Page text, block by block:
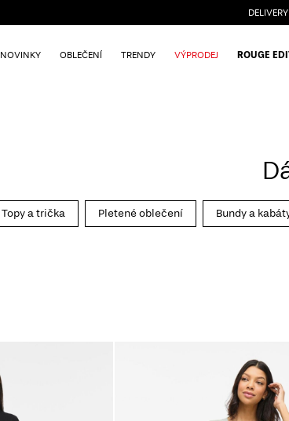
NOVINKY OBLEČENÍ TRENDY VÝPRODEJ ROUGE
Topy a trička Pletené oblečení Bundy a